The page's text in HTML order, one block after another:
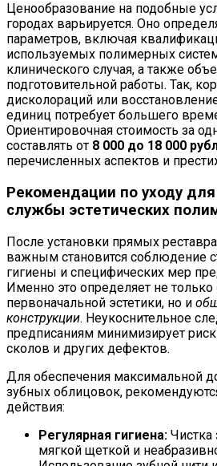
Ценообразование на подобные
городах варьируется. Оно
параметров, включая
используемых полимерных
клинического случая, а также
подготовительной работы. Так,
дисколораций или
единиц потребует большего
Ориентировочная стоимость за
составлять от 8 000 до 18 000
перечисленных аспектов и
Рекомендации по уходу
службы эстетических
После установки прямых
важным становится соблюдение
гигиены и специфических мер
Именно это определяет не только
первоначальной эстетики, но и
конструкции. Неукоснительное
предписаниям минимизирует
сколов и других дефектов.
Для обеспечения максимальной
зубных облицовок,
действия:
Регулярная гигиена:
мягкой щеткой и